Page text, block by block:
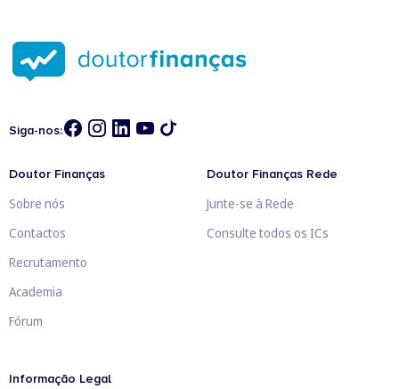
Siga-nos:
Doutor Finanças
Sobre nós
Contactos
Recrutamento
Academia
Fórum
Doutor Finanças Rede
Junte-se à Rede
Consulte todos os ICs
Informação Legal